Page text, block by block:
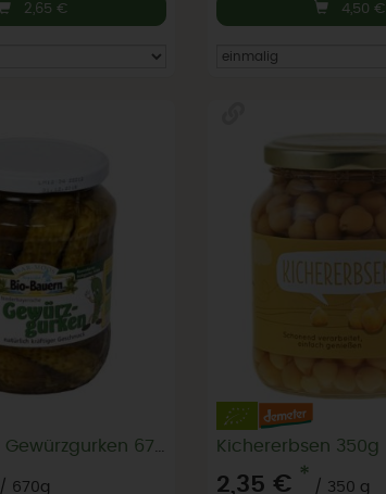
2,65 € 4,50 €
/ 670g
Kichererbsen 350g
2,35 € *
/ 350 g